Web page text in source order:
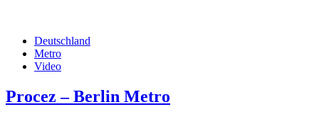
Deutschland
Metro
Video
Procez – Berlin Metro